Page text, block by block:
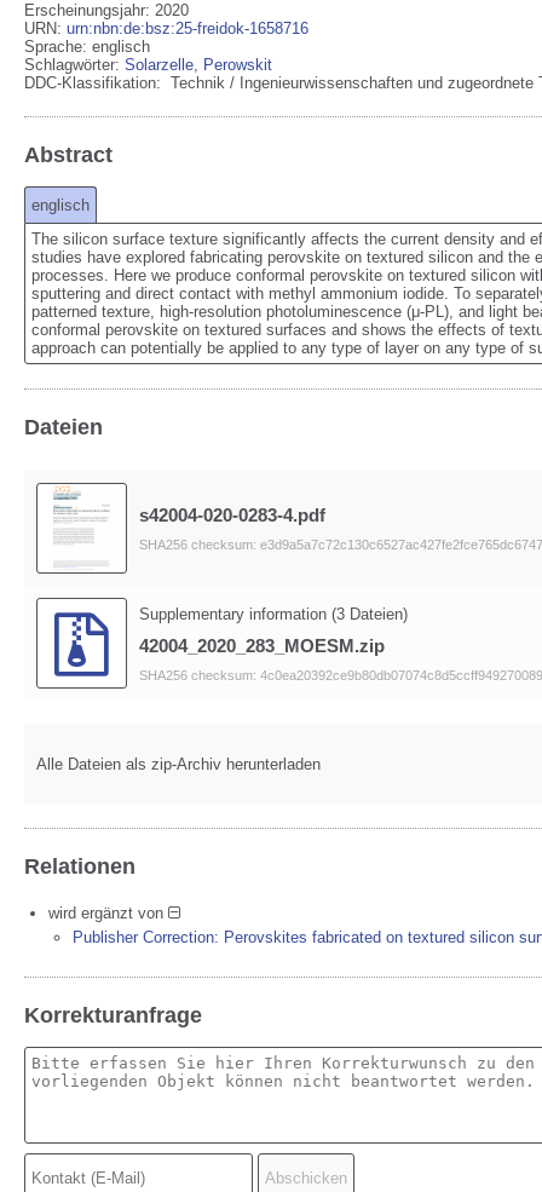
Erscheinungsjahr: 2020
URN: urn:nbn:de:bsz:25-freidok-1658716
Sprache: englisch
Schlagwörter: Solarzelle, Perowskit
DDC-Klassifikation: Technik / Ingenieurwissenschaften und
Abstract
englisch
The silicon surface texture significantly affects the current density and
studies have explored fabricating perovskite on textured silicon and
processes. Here we produce conformal perovskite on textured silicon
sputtering and direct contact with methyl ammonium iodide. To
patterned texture, high-resolution photoluminescence (μ-PL), and light
conformal perovskite on textured surfaces and shows the effects of
approach can potentially be applied to any type of layer on any type of
Dateien
s42004-020-0283-4.pdf
SHA256 checksum:
Supplementary information (3 Dateien)
42004_2020_283_MOESM.zip
SHA256 checksum:
Alle Dateien als zip-Archiv herunterladen
Relationen
wird ergänzt von
Publisher Correction: Perovskites fabricated on textured silicon
Korrekturanfrage